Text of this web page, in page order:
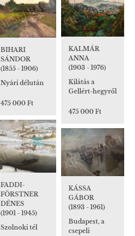
KALMÁR
ANNA
(1903 - 1976)
Kilátás a
Gellért-hegyről
475 000 Ft
BIHARI
SÁNDOR
(1855 - 1906)
Nyári délután
475 000 Ft
FADDI-
FÖRSTNER
DÉNES
(1901 - 1945)
Szolnoki tél
KÁSSA
GÁBOR
(1893 - 1961)
Budapest, a
csepeli